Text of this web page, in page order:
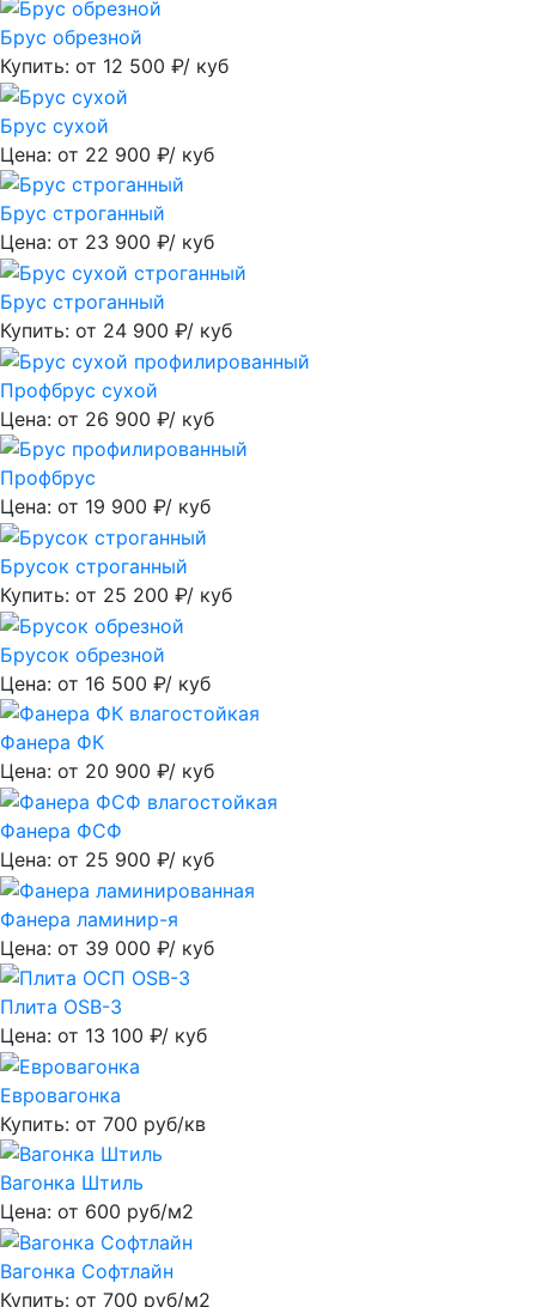
Брус обрезной
Купить: от 12 500 ₽/ куб
Брус сухой
Цена: от 22 900 ₽/ куб
Брус строганный
Цена: от 23 900 ₽/ куб
Брус строганный
Купить: от 24 900 ₽/ куб
Профбрус сухой
Цена: от 26 900 ₽/ куб
Профбрус
Цена: от 19 900 ₽/ куб
Брусок строганный
Купить: от 25 200 ₽/ куб
Брусок обрезной
Цена: от 16 500 ₽/ куб
Фанера ФК
Цена: от 20 900 ₽/ куб
Фанера ФСФ
Цена: от 25 900 ₽/ куб
Фанера ламинир-я
Цена: от 39 000 ₽/ куб
Плита OSB-3
Цена: от 13 100 ₽/ куб
Евровагонка
Купить: от 700 руб/кв
Вагонка Штиль
Цена: от 600 руб/м2
Вагонка Софтлайн
Купить: от 700 руб/м2